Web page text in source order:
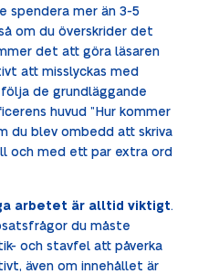
spendera mer än 3-5
om du överskrider det
det att göra läsaren
att misslyckas med
de grundläggande
huvud ”Hur kommer
du blev ombedd att skriva
och med ett par extra ord
arbetet är alltid viktigt.
du måste
och stavfel att påverka
även om innehållet är